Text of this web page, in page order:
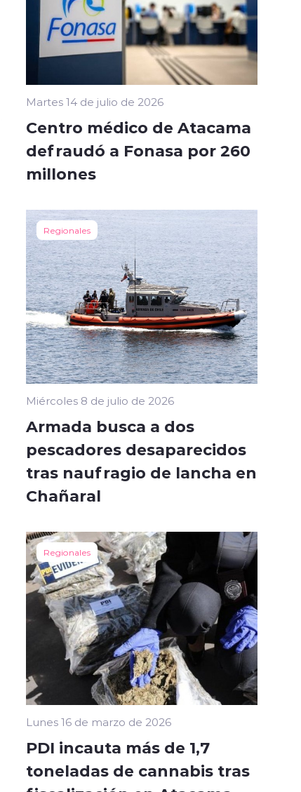
Martes 14 de julio de 2026
Centro médico de Atacama
defraudó a Fonasa por 260
millones
Regionales
Miércoles 8 de julio de 2026
Armada busca a dos
pescadores desaparecidos
tras naufragio de lancha en
Chañaral
Regionales
Lunes 16 de marzo de 2026
PDI incauta más de 1,7
toneladas de cannabis tras